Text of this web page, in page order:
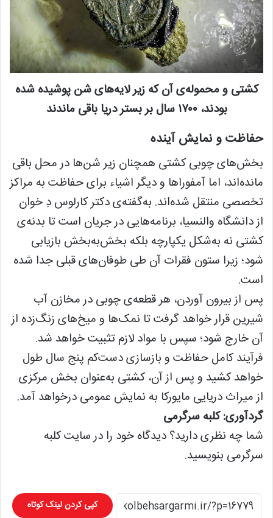
کشتی و محموله‌ی آن که زیر لایه‌های شن پوشیده شده
بودند، ۱۷۰۰ سال بر بستر دریا باقی ماندند
حفاظت و نمایش آینده
بخش‌های چوبی کشتی همچنان زیر شن‌ها در محل باقی
مانده‌اند، اما آمفوراها و دیگر اشیاء برای حفاظت به مراکز
تخصصی منتقل شده‌اند. به‌گفته‌ی دکتر کارلوس دِ خوان
از دانشگاه والنسیا، برنامه‌هایی در جریان است تا بدنه‌ی
کشتی نه به‌شکل یکپارچه بلکه بخش‌به‌بخش بازیابی
شود؛ زیرا ستون فقرات آن طی طوفان‌های قبلی جدا شده
است.
پس از بیرون آوردن، هر قطعه‌ی چوبی در مخازن آب
شیرین قرار خواهد گرفت تا نمک‌ها و میخ‌های زنگ‌زده از
آن خارج شود؛ سپس با مواد لازم تثبیت خواهد شد.
فرآیند کامل حفاظت و بازسازی دست‌کم پنج سال طول
خواهد کشید و پس از آن، کشتی به‌عنوان بخش مرکزی
از میراث دریایی مایورکا به نمایش عمومی درخواهد آمد.
گردآوری: کلبه سرگرمی
شما چه نظری دارید؟ دیدگاه خود را در سایت کلبه
سرگرمی بنویسید.
کپی کردن لینک کوتاه